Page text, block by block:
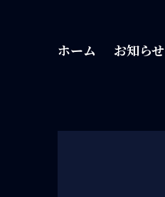
ホーム お知らせ